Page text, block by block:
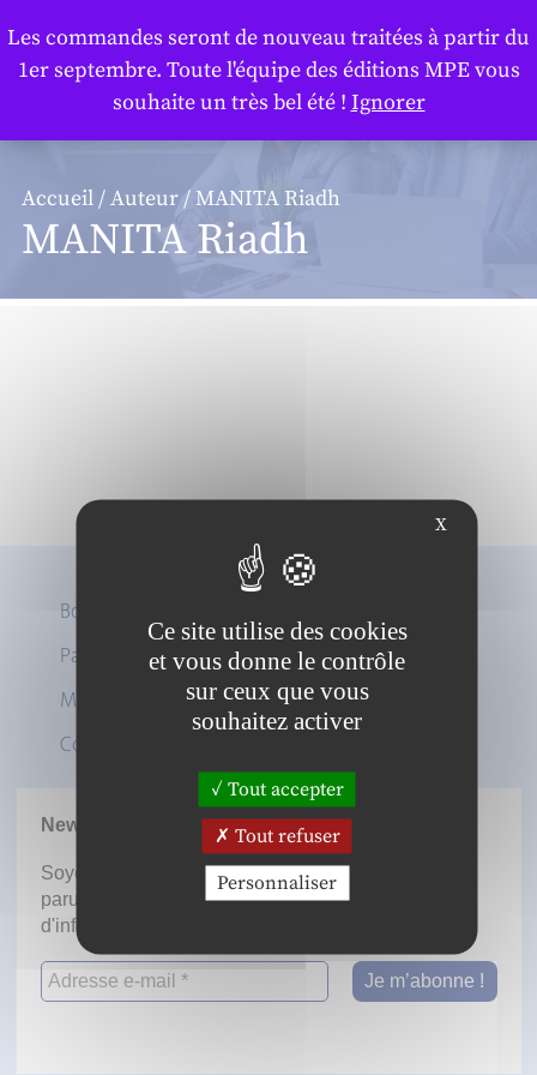
Accueil/Auteur/ MANITA Riadh
MANITA Riadh
Boutique
Panier
Mon compte
Contact
Twitter
LinkedIn
Newsletter
Soyez informé dès la mise en ligne des prochaines
parutions en vous inscrivant à notre lettre
d'information.
Les commandes seront de nouveau traitées à partir du
1er septembre. Toute l'équipe des éditions MPE vous
souhaite un très bel été ! Ignorer
X
Ce site utilise des cookies
et vous donne le contrôle
sur ceux que vous
souhaitez activer
Tout accepter
Tout refuser
Personnaliser